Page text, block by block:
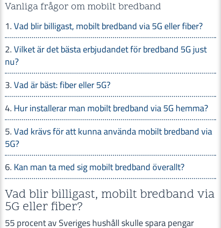
Vanliga frågor om mobilt bredband
Vad blir billigast, mobilt bredband via 5G eller fiber?
Vilket är det bästa erbjudandet för bredband 5G just
nu?
Vad är bäst: fiber eller 5G?
Hur installerar man mobilt bredband via 5G hemma?
Vad krävs för att kunna använda mobilt bredband via
5G?
Kan man ta med sig mobilt bredband överallt?
Vad blir billigast, mobilt bredband via
5G eller fiber?
55 procent av Sveriges hushåll skulle spara pengar